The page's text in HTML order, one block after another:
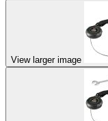
View larger image